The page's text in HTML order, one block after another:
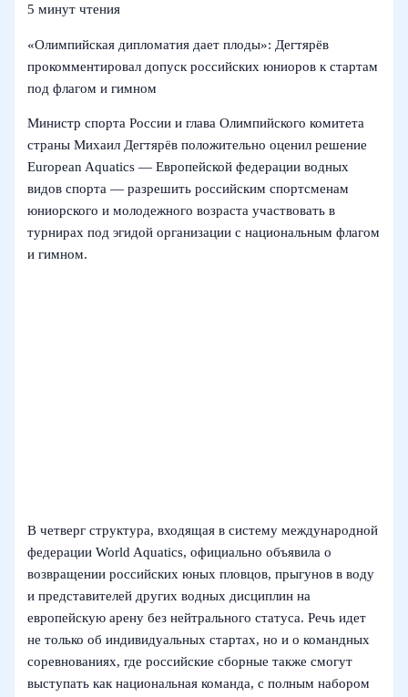
5 минут чтения
«Олимпийская дипломатия дает плоды»: Дегтярёв
прокомментировал допуск российских юниоров к стартам
под флагом и гимном
Министр спорта России и глава Олимпийского комитета
страны Михаил Дегтярёв положительно оценил решение
European Aquatics — Европейской федерации водных
видов спорта — разрешить российским спортсменам
юниорского и молодежного возраста участвовать в
турнирах под эгидой организации с национальным флагом
и гимном.
В четверг структура, входящая в систему международной
федерации World Aquatics, официально объявила о
возвращении российских юных пловцов, прыгунов в воду
и представителей других водных дисциплин на
европейскую арену без нейтрального статуса. Речь идет
не только об индивидуальных стартах, но и о командных
соревнованиях, где российские сборные также смогут
выступать как национальная команда, с полным набором